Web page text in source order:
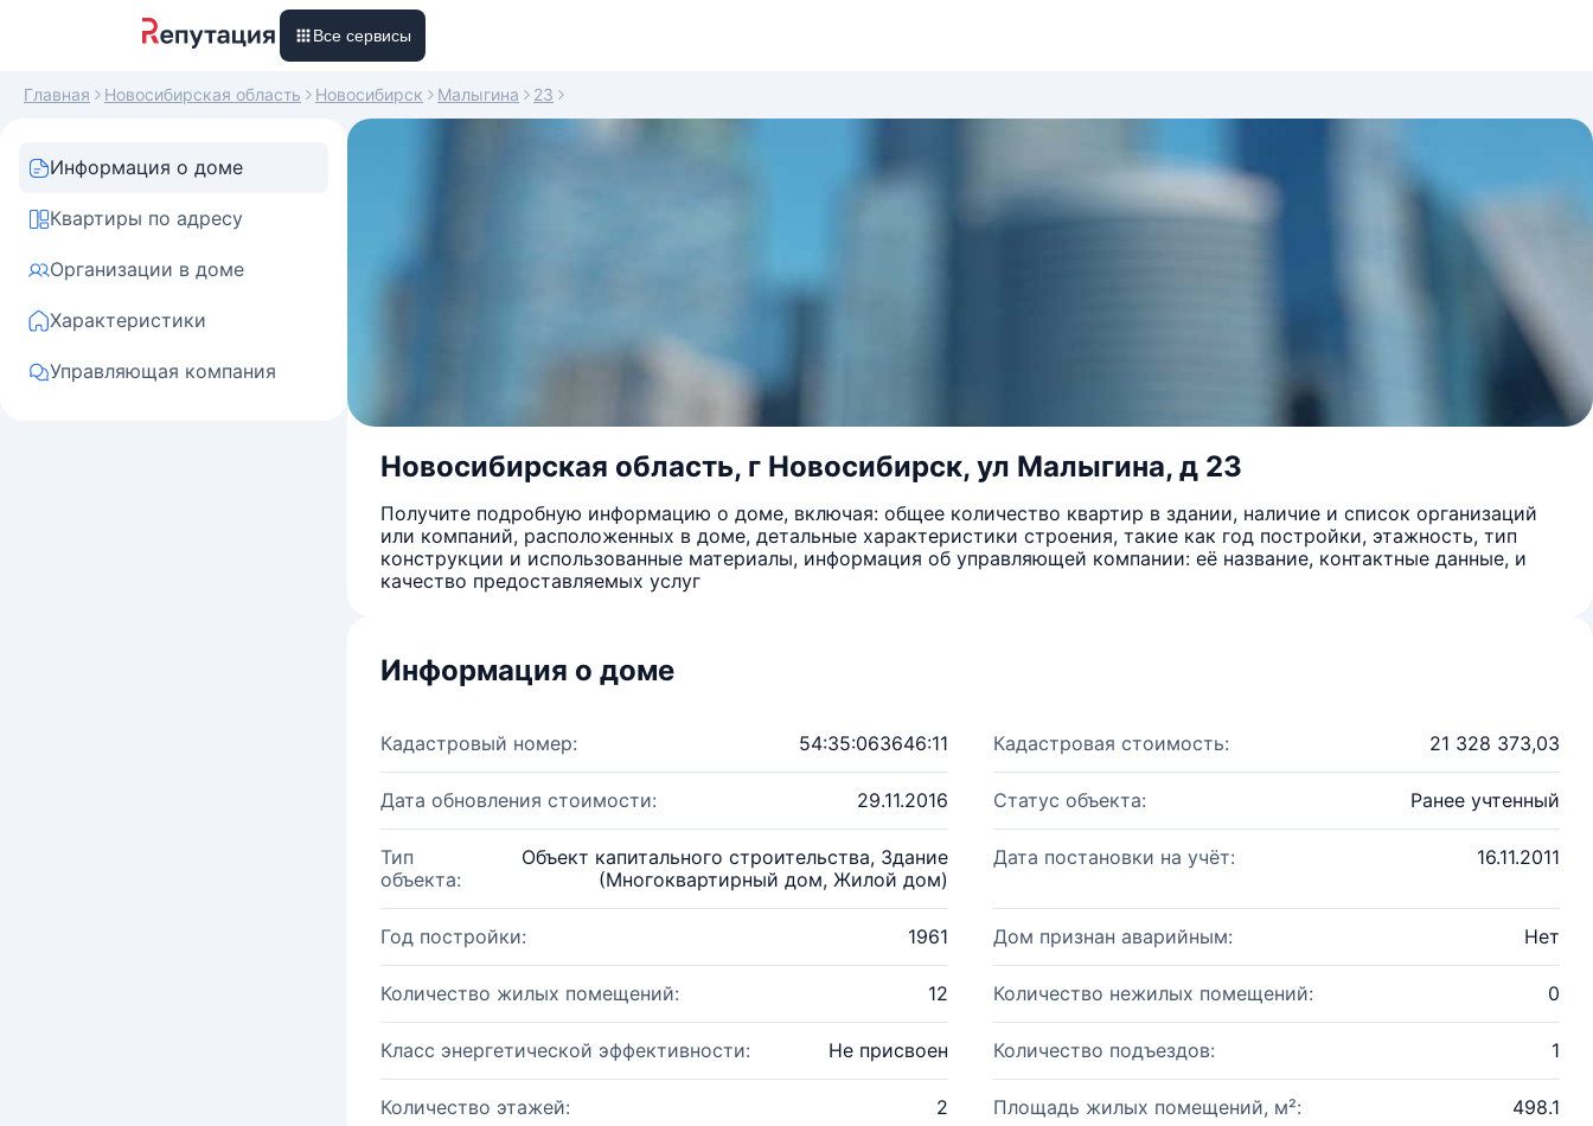
Все сервисы
Главная Новосибирская область Новосибирск Малыгина 23
Информация о доме
Квартиры по адресу
Организации в доме
Характеристики
Управляющая компания
Новосибирская область, г Новосибирск, ул Малыгина, д 23
Получите подробную информацию о доме, включая: общее количество квартир в здании, наличие и список организаций
или компаний, расположенных в доме, детальные характеристики строения, такие как год постройки, этажность, тип
конструкции и использованные материалы, информация об управляющей компании: её название, контактные данные, и
качество предоставляемых услуг
Информация о доме
Кадастровый номер: 54:35:063646:11 Кадастровая стоимость: 21 328 373,03
Дата обновления стоимости: 29.11.2016 Статус объекта: Ранее учтенный
Тип
объекта:
Объект капитального строительства, Здание
(Многоквартирный дом, Жилой дом)
Дата постановки на учёт: 16.11.2011
Год постройки: 1961 Дом признан аварийным: Нет
Количество жилых помещений: 12 Количество нежилых помещений: 0
Класс энергетической эффективности: Не присвоен Количество подъездов: 1
Количество этажей: 2 Площадь жилых помещений, м²: 498.1